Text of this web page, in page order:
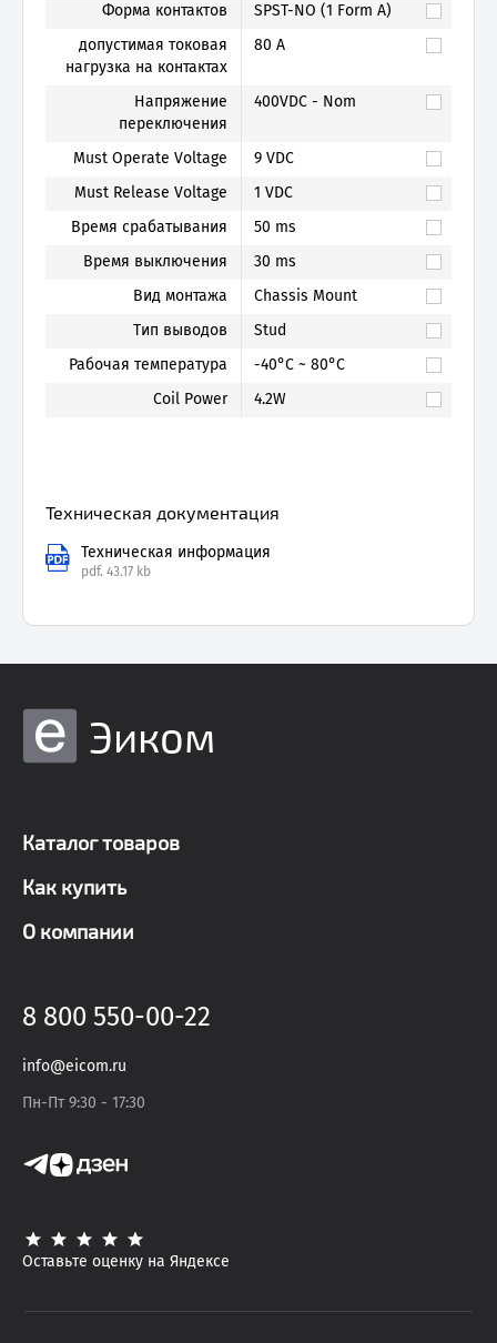
Форма контактов
SPST-NO (1 Form A)
допустимая токовая
нагрузка на контактах
80 A
Напряжение
переключения
400VDC - Nom
Must Operate Voltage
9 VDC
Must Release Voltage
1 VDC
Время срабатывания
50 ms
Время выключения
30 ms
Вид монтажа
Chassis Mount
Тип выводов
Stud
Рабочая температура
-40°C ~ 80°C
Coil Power
4.2W
Техническая документация
Техническая информация
pdf. 43.17 kb
Эиком
Каталог товаров
Как купить
О компании
8 800 550-00-22
info@eicom.ru
Пн-Пт 9:30 - 17:30
Оставьте оценку на Яндексе